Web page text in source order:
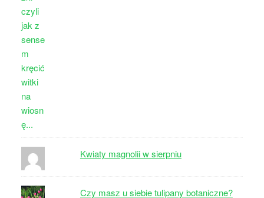
Kwiaty magnolii w sierpniu
Czy masz u siebie tulipany botaniczne?